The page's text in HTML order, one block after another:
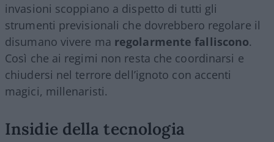
invasioni scoppiano a dispetto di tutti gli
strumenti previsionali che dovrebbero regolare il
disumano vivere ma regolarmente falliscono.
Così che ai regimi non resta che coordinarsi e
chiudersi nel terrore dell’ignoto con accenti
magici, millenaristi.
Insidie della tecnologia